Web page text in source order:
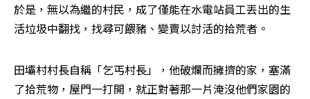
於是，無以為繼的村民，成了僅能在水電站員工丟出的生
活垃圾中翻找，找尋可餵豬、變賣以討活的拾荒者。
田壩村村長自稱「乞丐村長」，他破爛而擁擠的家，塞滿
了拾荒物，屋門一打開，就正對著那一片淹沒他們家園的